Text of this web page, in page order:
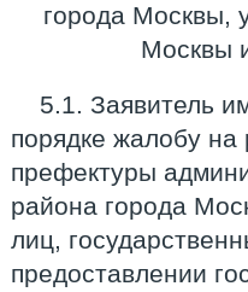
города Москвы,
Москвы
5.1. Заявитель
порядке жалобу
префектуры
района города
лиц,
предоставлении